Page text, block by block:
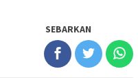
SEBARKAN